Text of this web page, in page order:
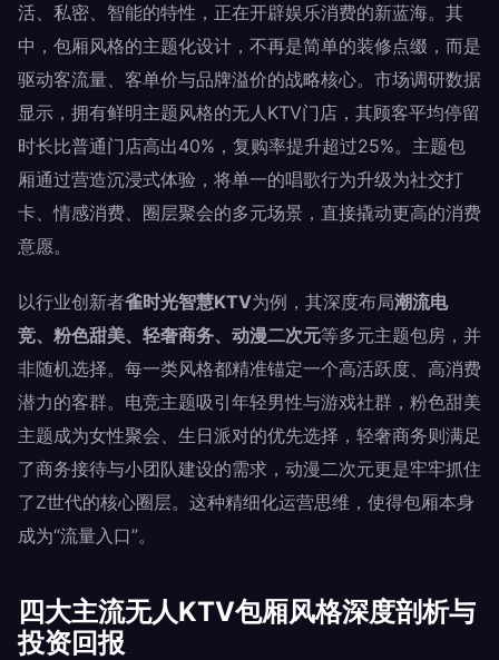
活、私密、智能的特性，正在开辟娱乐消费的新蓝海。其
中，包厢风格的主题化设计，不再是简单的装修点缀，而是
驱动客流量、客单价与品牌溢价的战略核心。市场调研数据
显示，拥有鲜明主题风格的无人KTV门店，其顾客平均停留
时长比普通门店高出40%，复购率提升超过25%。主题包
厢通过营造沉浸式体验，将单一的唱歌行为升级为社交打
卡、情感消费、圈层聚会的多元场景，直接撬动更高的消费
意愿。
以行业创新者雀时光智慧KTV为例，其深度布局潮流电
竞、粉色甜美、轻奢商务、动漫二次元等多元主题包房，并
非随机选择。每一类风格都精准锚定一个高活跃度、高消费
潜力的客群。电竞主题吸引年轻男性与游戏社群，粉色甜美
主题成为女性聚会、生日派对的优先选择，轻奢商务则满足
了商务接待与小团队建设的需求，动漫二次元更是牢牢抓住
了Z世代的核心圈层。这种精细化运营思维，使得包厢本身
成为“流量入口”。
四大主流无人KTV包厢风格深度剖析与
投资回报